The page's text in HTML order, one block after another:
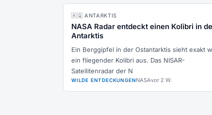
🇦🇶 ANTARKTIS
NASA Radar entdeckt einen Kolibri in
Antarktis
Ein Berggipfel in der Ostantarktis sieht exakt
ein fliegender Kolibri aus. Das NISAR-
Satellitenradar der N
WILDE ENTDECKUNGENNASAvor 2 W.